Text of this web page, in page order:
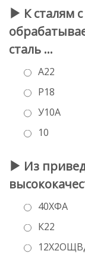
К сталям
сталь …
А22
Р18
У10А
10
Из
40ХФА
К22